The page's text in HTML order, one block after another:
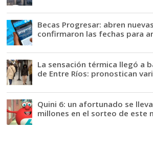
Becas Progresar: abren
confirmaron las fechas para
La sensación térmica llegó a
de Entre Ríos: pronostican
Quini 6: un afortunado se
millones en el sorteo de este